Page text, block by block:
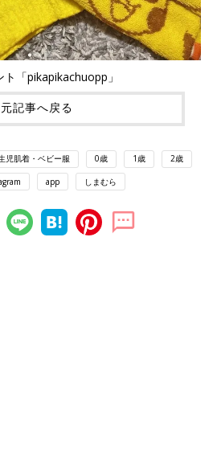
「pikapikachuopp」
元記事へ戻る
児肌着・ベビー服 0歳 1歳 2歳
app しまむら